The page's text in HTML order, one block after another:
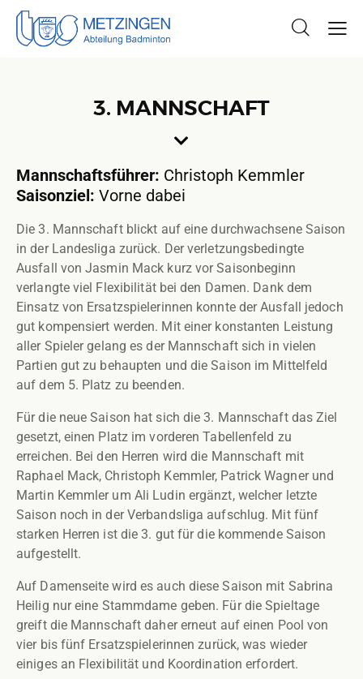
3. MANNSCHAFT
Mannschaftsführer: Christoph Kemmler
Saisonziel: Vorne dabei
Die 3. Mannschaft blickt auf eine durchwachsene Saison
in der Landesliga zurück. Der verletzungsbedingte
Ausfall von Jasmin Mack kurz vor Saisonbeginn
verlangte viel Flexibilität bei den Damen. Dank dem
Einsatz von Ersatzspielerinnen konnte der Ausfall jedoch
gut kompensiert werden. Mit einer konstanten Leistung
aller Spieler gelang es der Mannschaft sich in vielen
Partien gut zu behaupten und die Saison im Mittelfeld
auf dem 5. Platz zu beenden.
Für die neue Saison hat sich die 3. Mannschaft das Ziel
gesetzt, einen Platz im vorderen Tabellenfeld zu
erreichen. Bei den Herren wird die Mannschaft mit
Raphael Mack, Christoph Kemmler, Patrick Wagner und
Martin Kemmler um Ali Ludin ergänzt, welcher letzte
Saison noch in der Verbandsliga aufschlug. Mit fünf
starken Herren ist die 3. gut für die kommende Saison
aufgestellt.
Auf Damenseite wird es auch diese Saison mit Sabrina
Heilig nur eine Stammdame geben. Für die Spieltage
greift die Mannschaft daher erneut auf einen Pool von
vier bis fünf Ersatzspielerinnen zurück, was wieder
einiges an Flexibilität und Koordination erfordert.